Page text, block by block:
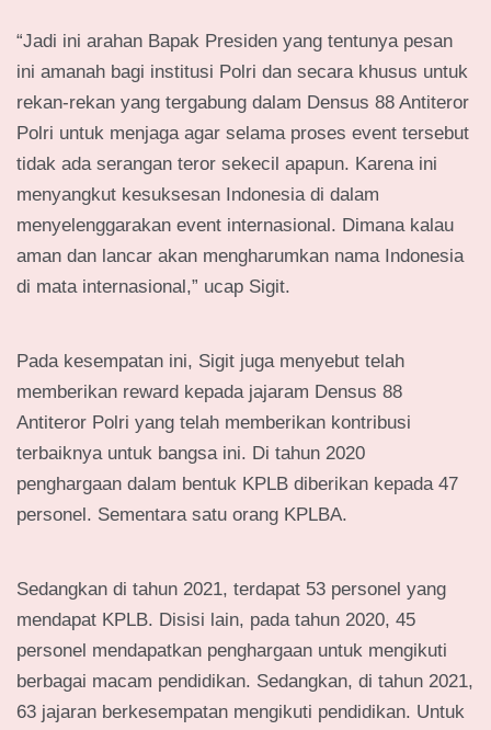
“Jadi ini arahan Bapak Presiden yang tentunya pesan
ini amanah bagi institusi Polri dan secara khusus untuk
rekan-rekan yang tergabung dalam Densus 88 Antiteror
Polri untuk menjaga agar selama proses event tersebut
tidak ada serangan teror sekecil apapun. Karena ini
menyangkut kesuksesan Indonesia di dalam
menyelenggarakan event internasional. Dimana kalau
aman dan lancar akan mengharumkan nama Indonesia
di mata internasional,” ucap Sigit.
Pada kesempatan ini, Sigit juga menyebut telah
memberikan reward kepada jajaram Densus 88
Antiteror Polri yang telah memberikan kontribusi
terbaiknya untuk bangsa ini. Di tahun 2020
penghargaan dalam bentuk KPLB diberikan kepada 47
personel. Sementara satu orang KPLBA.
Sedangkan di tahun 2021, terdapat 53 personel yang
mendapat KPLB. Disisi lain, pada tahun 2020, 45
personel mendapatkan penghargaan untuk mengikuti
berbagai macam pendidikan. Sedangkan, di tahun 2021,
63 jajaran berkesempatan mengikuti pendidikan. Untuk